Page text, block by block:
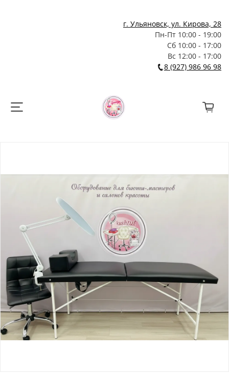
г. Ульяновск, ул. Кирова, 28
Пн-Пт 10:00 - 19:00
Сб 10:00 - 17:00
Вс 12:00 - 17:00
8 (927) 986 96 98